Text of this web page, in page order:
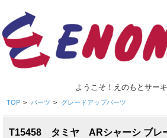
ようこそ！えのもとサー
TOP > パーツ > グレードアップパーツ
T15458 タミヤ ARシャーシ ブレ